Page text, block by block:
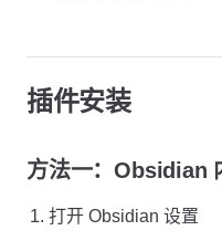
插件安装
方法一：Obsidian
打开 Obsidian 设置